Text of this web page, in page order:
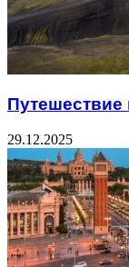
Путешествие
29.12.2025